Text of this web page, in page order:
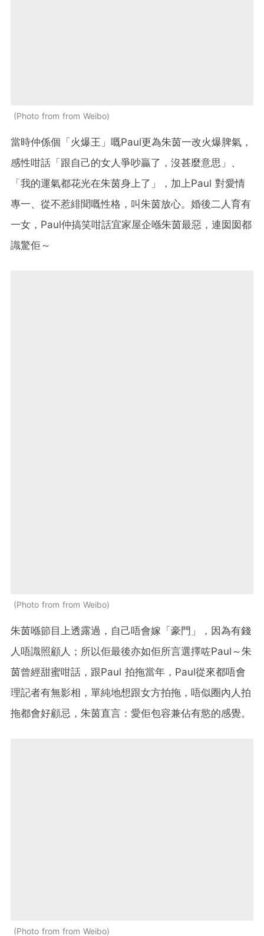
Photo from from Weibo
當時仲係個「火爆王」嘅Paul更為朱茵一改火爆脾氣，
感性咁話「跟自己的女人爭吵贏了，沒甚麼意思」、
「我的運氣都花光在朱茵身上了」，加上Paul 對愛情
專一、從不惹緋聞嘅性格，叫朱茵放心。婚後二人育有
一女，Paul仲搞笑咁話宜家屋企喺朱茵最惡，連囡囡都
識驚佢～
Photo from from Weibo
朱茵喺節目上透露過，自己唔會嫁「豪門」，因為有錢
人唔識照顧人；所以佢最後亦如佢所言選擇咗Paul～朱
茵曾經甜蜜咁話，跟Paul 拍拖當年，Paul從來都唔會
理記者有無影相，單純地想跟女方拍拖，唔似圈內人拍
拖都會好顧忌，朱茵直言：愛佢包容兼佔有慾的感覺。
Photo from from Weibo